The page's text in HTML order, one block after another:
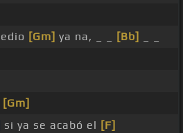
[Gm] ya na, _ _ [Bb]
[Gm]
si ya se acabó el [F]